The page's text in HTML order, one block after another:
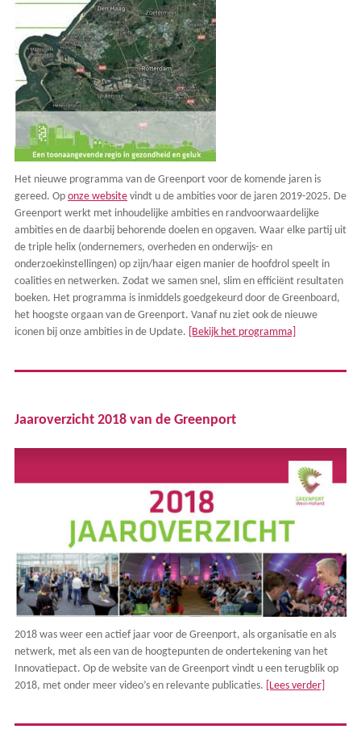
Het nieuwe programma van de Greenport voor de komende jaren is
gereed. Op onze website vindt u de ambities voor de jaren 2019-2025. De
Greenport werkt met inhoudelijke ambities en randvoorwaardelijke
ambities en de daarbij behorende doelen en opgaven. Waar elke partij uit
de triple helix (ondernemers, overheden en onderwijs- en
onderzoekinstellingen) op zijn/haar eigen manier de hoofdrol speelt in
coalities en netwerken. Zodat we samen snel, slim en efficiënt resultaten
boeken. Het programma is inmiddels goedgekeurd door de Greenboard,
het hoogste orgaan van de Greenport. Vanaf nu ziet ook de nieuwe
iconen bij onze ambities in de Update. [Bekijk het programma]
Jaaroverzicht 2018 van de Greenport
2018 was weer een actief jaar voor de Greenport, als organisatie en als
netwerk, met als een van de hoogtepunten de ondertekening van het
Innovatiepact. Op de website van de Greenport vindt u een terugblik op
2018, met onder meer video’s en relevante publicaties. [Lees verder]